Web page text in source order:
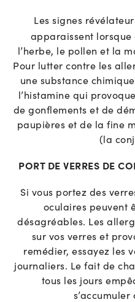
Les signes
apparaissent lorsque
l’herbe, le pollen et la
Pour lutter contre les
une substance
l’histamine qui
de gonflements et de
paupières et de la fine
(la
PORT DE VERRES DE
Si vous portez des
oculaires peuvent
désagréables. Les
sur vos verres et
remédier, essayez les
journaliers. Le fait de
tous les jours